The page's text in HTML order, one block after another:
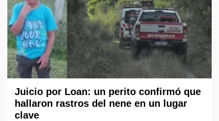
Juicio por Loan: un perito confirmó que
hallaron rastros del nene en un lugar
clave